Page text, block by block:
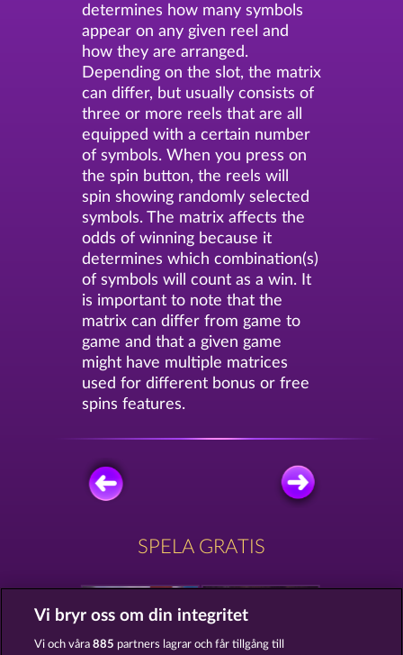
determines how many symbols
appear on any given reel and
how they are arranged.
Depending on the slot, the matrix
can differ, but usually consists of
three or more reels that are all
equipped with a certain number
of symbols. When you press on
the spin button, the reels will
spin showing randomly selected
symbols. The matrix affects the
odds of winning because it
determines which combination(s)
of symbols will count as a win. It
is important to note that the
matrix can differ from game to
game and that a given game
might have multiple matrices
used for different bonus or free
spins features.
SPELA GRATIS
Vi bryr oss om din integritet
Vi och våra885 partners lagrar och får tillgång till